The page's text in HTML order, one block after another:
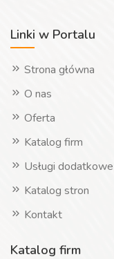
Linki w Portalu
Strona główna
O nas
Oferta
Katalog firm
Usługi dodatkowe
Katalog stron
Kontakt
Katalog firm